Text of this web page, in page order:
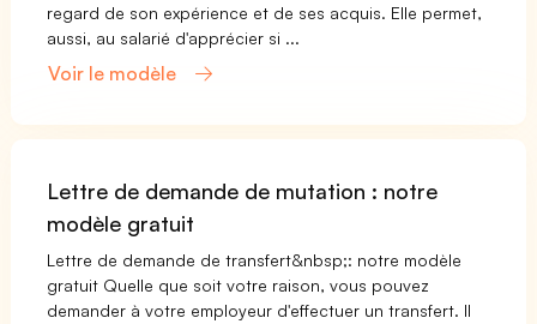
regard de son expérience et de ses acquis. Elle permet,
aussi, au salarié d'apprécier si ...
Voir le modèle
Lettre de demande de mutation : notre
modèle gratuit
Lettre de demande de transfert&nbsp;: notre modèle
gratuit Quelle que soit votre raison, vous pouvez
demander à votre employeur d'effectuer un transfert. Il